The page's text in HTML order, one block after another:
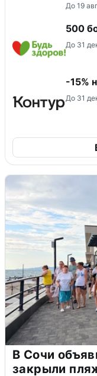
До 19
500
До 31
-15%
До 31
В Сочи
закрыли